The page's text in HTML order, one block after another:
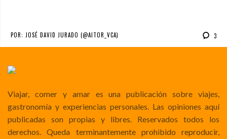
POR: JOSÉ DAVID JURADO (@AITOR_VCA) 3
Viajar, comer y amar es una publicación sobre viajes,
gastronomía y experiencias personales. Las opiniones aquí
publicadas son propias y libres. Reservados todos los
derechos. Queda terminantemente prohibido reproducir,